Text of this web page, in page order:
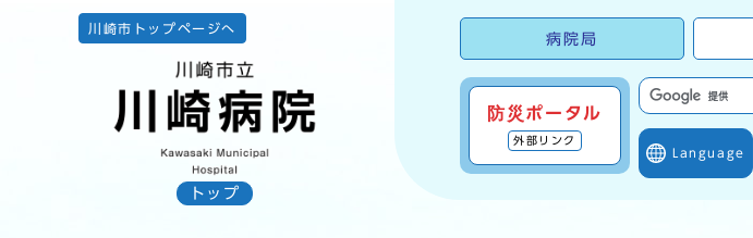
川崎市トップページへ
トップ
病院局
防災ポータル
外部リンク
Language